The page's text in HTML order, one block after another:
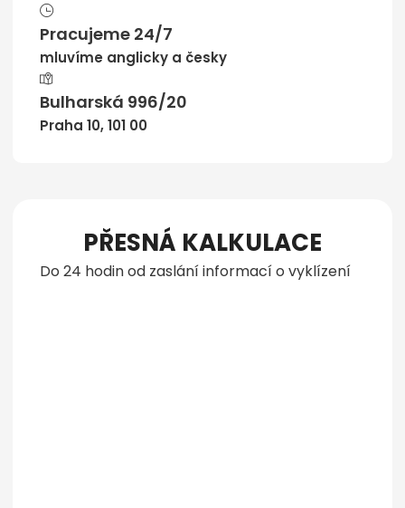
Pracujeme 24/7
mluvíme anglicky a česky
Bulharská 996/20
Praha 10, 101 00
PŘESNÁ KALKULACE
Do 24 hodin od zaslání informací o vyklízení